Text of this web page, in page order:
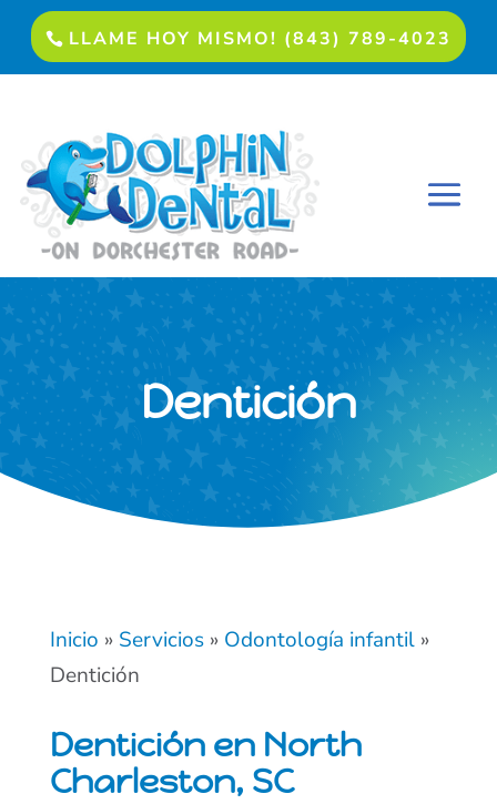
LLAME HOY MISMO! (843) 789-4023
Dentición
Inicio » Servicios » Odontología infantil »
Dentición
Dentición en North
Charleston, SC